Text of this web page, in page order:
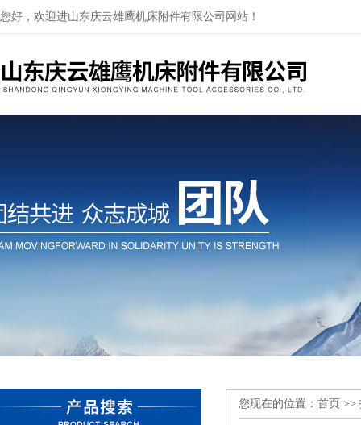
您好，欢迎进山东庆云雄鹰机床附件有限公司网站！
您现在的位置： 首页 >>